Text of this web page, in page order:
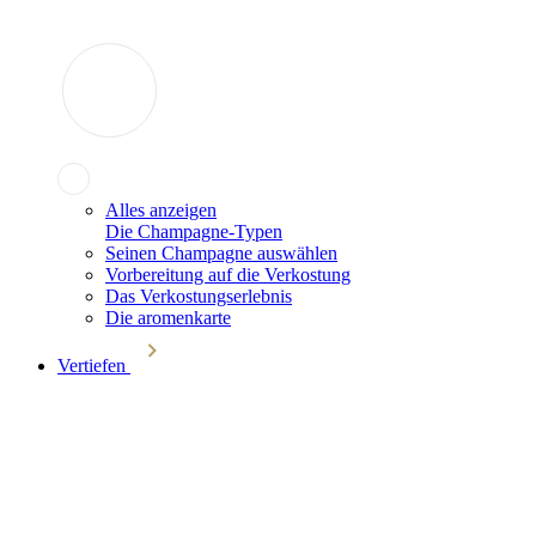
Alles anzeigen
Die Champagne-Typen
Seinen Champagne auswählen
Vorbereitung auf die Verkostung
Das Verkostungserlebnis
Die aromenkarte
Vertiefen